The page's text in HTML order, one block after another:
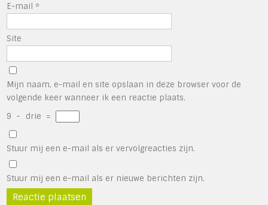
E-mail*
Site
Mijn naam, e-mail en site opslaan in deze browser voor de
volgende keer wanneer ik een reactie plaats.
9 − drie =
Stuur mij een e-mail als er vervolgreacties zijn.
Stuur mij een e-mail als er nieuwe berichten zijn.